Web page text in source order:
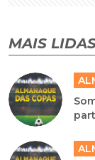
MAIS